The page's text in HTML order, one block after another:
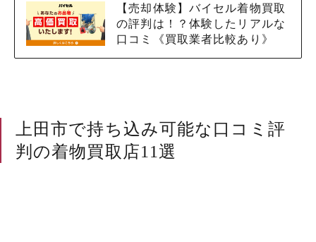
【売却体験】バイセル着物買取
の評判は！？体験したリアルな
口コミ《買取業者比較あり》
上田市で持ち込み可能な口コミ評
判の着物買取店11選